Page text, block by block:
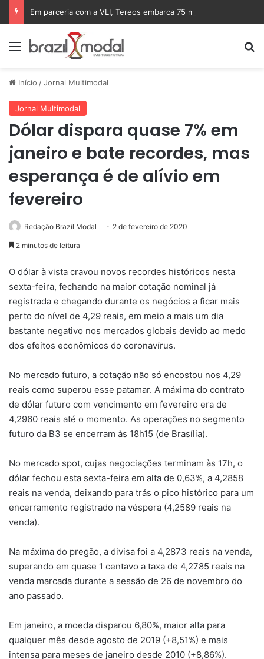
Menu
Início /Jornal Multimodal
Jornal Multimodal
Dólar dispara quase 7% em
janeiro e bate recordes, mas
esperança é de alívio em
fevereiro
Redação Brazil Modal 2 de fevereiro de 2020
2 minutos de leitura
O dólar à vista cravou novos recordes históricos nesta
sexta-feira, fechando na maior cotação nominal já
registrada e chegando durante os negócios a ficar mais
perto do nível de 4,29 reais, em meio a mais um dia
bastante negativo nos mercados globais devido ao medo
dos efeitos econômicos do coronavírus.
No mercado futuro, a cotação não só encostou nos 4,29
reais como superou esse patamar. A máxima do contrato
de dólar futuro com vencimento em fevereiro era de
4,2960 reais até o momento. As operações no segmento
futuro da B3 se encerram às 18h15 (de Brasília).
No mercado spot, cujas negociações terminam às 17h, o
dólar fechou esta sexta-feira em alta de 0,63%, a 4,2858
reais na venda, deixando para trás o pico histórico para um
encerramento registrado na véspera (4,2589 reais na
venda).
Na máxima do pregão, a divisa foi a 4,2873 reais na venda,
superando em quase 1 centavo a taxa de 4,2785 reais na
venda marcada durante a sessão de 26 de novembro do
ano passado.
Em janeiro, a moeda disparou 6,80%, maior alta para
qualquer mês desde agosto de 2019 (+8,51%) e mais
intensa para meses de janeiro desde 2010 (+8,86%).